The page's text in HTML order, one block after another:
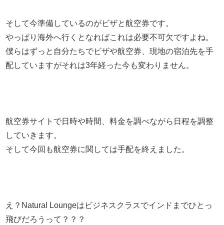
そして今準備しているのがビザと航空券です。
やっぱり海外へ行くとなればこれは必要不可欠ですよね。
僕らはずっと自分たちでビザや航空券、現地の宿泊先を手
配していますがそれは3年経った今も変わりません。
航空券サイトで日時や時間、料金を調べながら日程を調整
していきます。
そして今回も航空券に関しては手配を終えました。
え？Natural Loungeはビジネスクラスでインドまでひとっ
飛びだろうって？？？